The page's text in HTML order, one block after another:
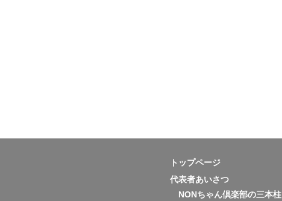
トップページ
代表者あいさつ
NONちゃん倶楽部の三本柱